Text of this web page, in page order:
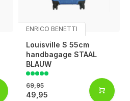
ENRICO BENETTI
Louisville S 55cm
handbagage STAAL
BLAUW
69,95
49,95